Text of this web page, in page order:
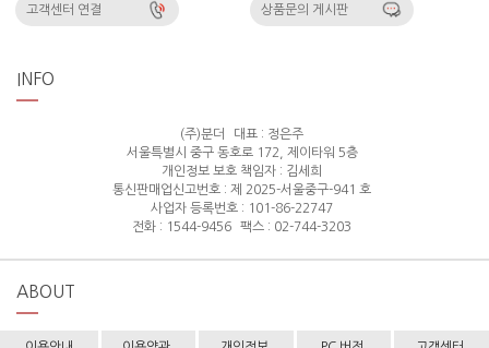
고객센터 연결 상품문의 게시판
INFO
(주)분더
대표 : 정은주
서울특별시 중구 동호로 172, 제이타워 5층
개인정보 보호 책임자 : 김세희
통신판매업신고번호 : 제 2025-서울중구-941 호
사업자 등록번호 : 101-86-22747
전화 : 1544-9456
팩스 : 02-744-3203
ABOUT